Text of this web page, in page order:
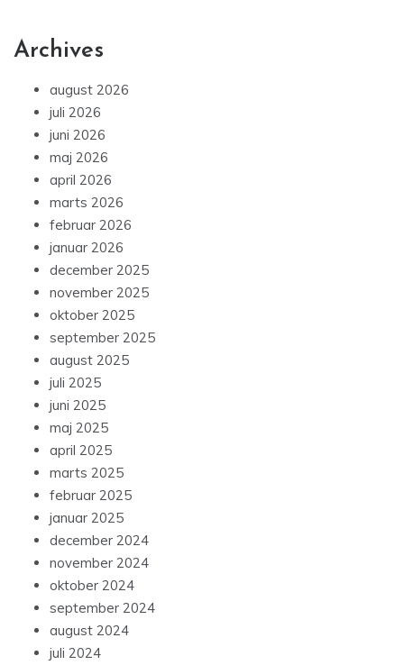
Archives
august 2026
juli 2026
juni 2026
maj 2026
april 2026
marts 2026
februar 2026
januar 2026
december 2025
november 2025
oktober 2025
september 2025
august 2025
juli 2025
juni 2025
maj 2025
april 2025
marts 2025
februar 2025
januar 2025
december 2024
november 2024
oktober 2024
september 2024
august 2024
juli 2024